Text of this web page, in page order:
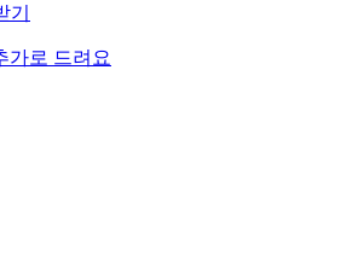
기
가로 드려요